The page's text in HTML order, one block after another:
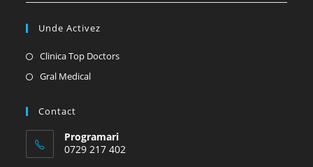
Unde Activez
Clinica Top DoctorsOpens
Gral MedicalOpens
tab
Contact
Programari
0729 217 402